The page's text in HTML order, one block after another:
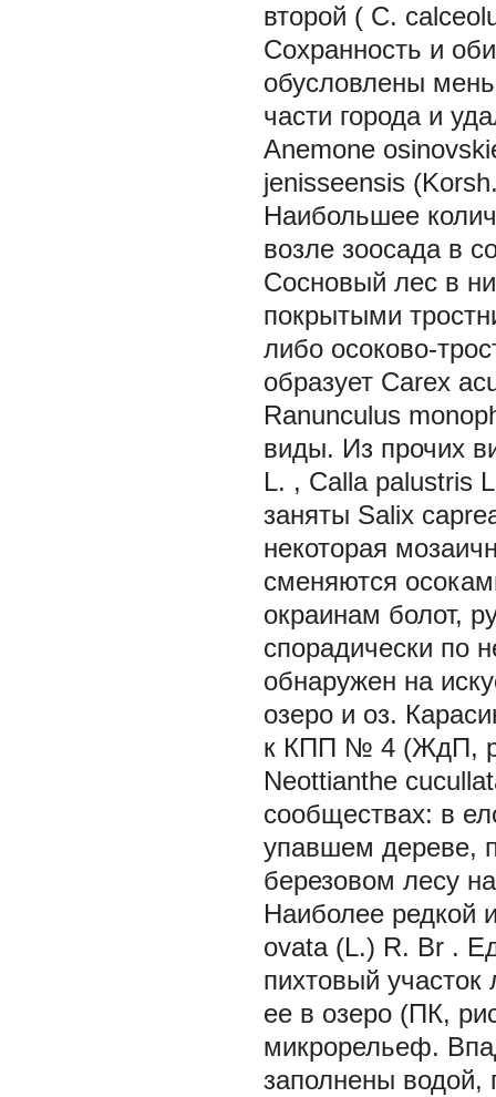
второй ( C.
Сохранность и
обусловлены
части города и
Anemone
jenisseensis
Наибольшее
возле зоосада в
Сосновый лес в
покрытыми
либо осоково-
образует Carex
Ranunculus
виды. Из прочих
L. , Calla pаlustris
заняты Salix
некоторая
сменяются
окраинам болот,
спорадически по
обнаружен на
озеро и оз.
к КПП № 4 (ЖдП,
Neottianthe
сообществах: в
упавшем дереве,
березовом лесу
Наиболее редкой
ovata (L.) R. Br .
пихтовый
ее в озеро (ПК,
микрорельеф.
заполнены водой,